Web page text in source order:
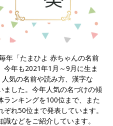
年「たまひよ 赤ちゃんの名前
今年も2021年1月～9月に生ま
気の名前や読み方、漢字な
ました。今年人気の名づけの傾
ランキングを100位まで、また
れ50位まで発表しています。
などをご紹介しています。